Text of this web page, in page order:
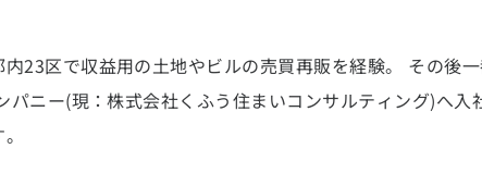
23区で収益用の土地やビルの売買再販を経験。 その後
ニー(現：株式会社くふう住まいコンサルティング)へ